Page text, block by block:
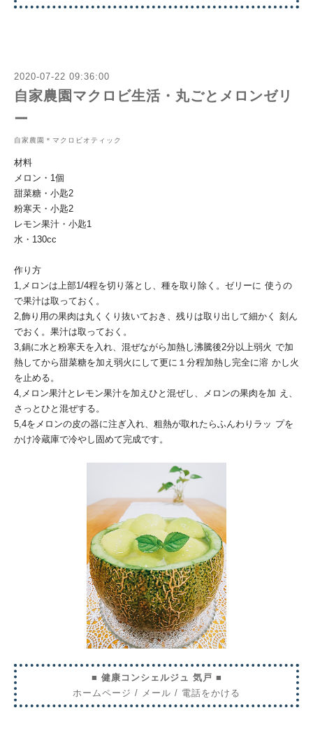
2020-07-22 09:36:00
自家農園マクロビ生活・丸ごとメロンゼリ
ー
自家農園＊マクロビオティック
材料
メロン・1個
甜菜糖・小匙2
粉寒天・小匙2
レモン果汁・小匙1
水・130cc
作り方
1,メロンは上部1/4程を切り落とし、種を取り除く。ゼリーに 使うの
で果汁は取っておく。
2,飾り用の果肉は丸くくり抜いておき、残りは取り出して細かく
刻ん
でおく。果汁は取っておく。
3,鍋に水と粉寒天を入れ、混ぜながら加熱し沸騰後2分以上弱火 で加
熱してから甜菜糖を加え弱火にして更に１分程加熱し完全に溶 かし火
を止める。
4,メロン果汁とレモン果汁を加えひと混ぜし、メロンの果肉を加 え、
さっとひと混ぜする。
5,4をメロンの皮の器に注ぎ入れ、粗熱が取れたらふんわりラッ プを
かけ冷蔵庫で冷やし固めて完成です。
■ 健康コンシェルジュ 気戸 ■
ホームページ / メール / 電話をかける